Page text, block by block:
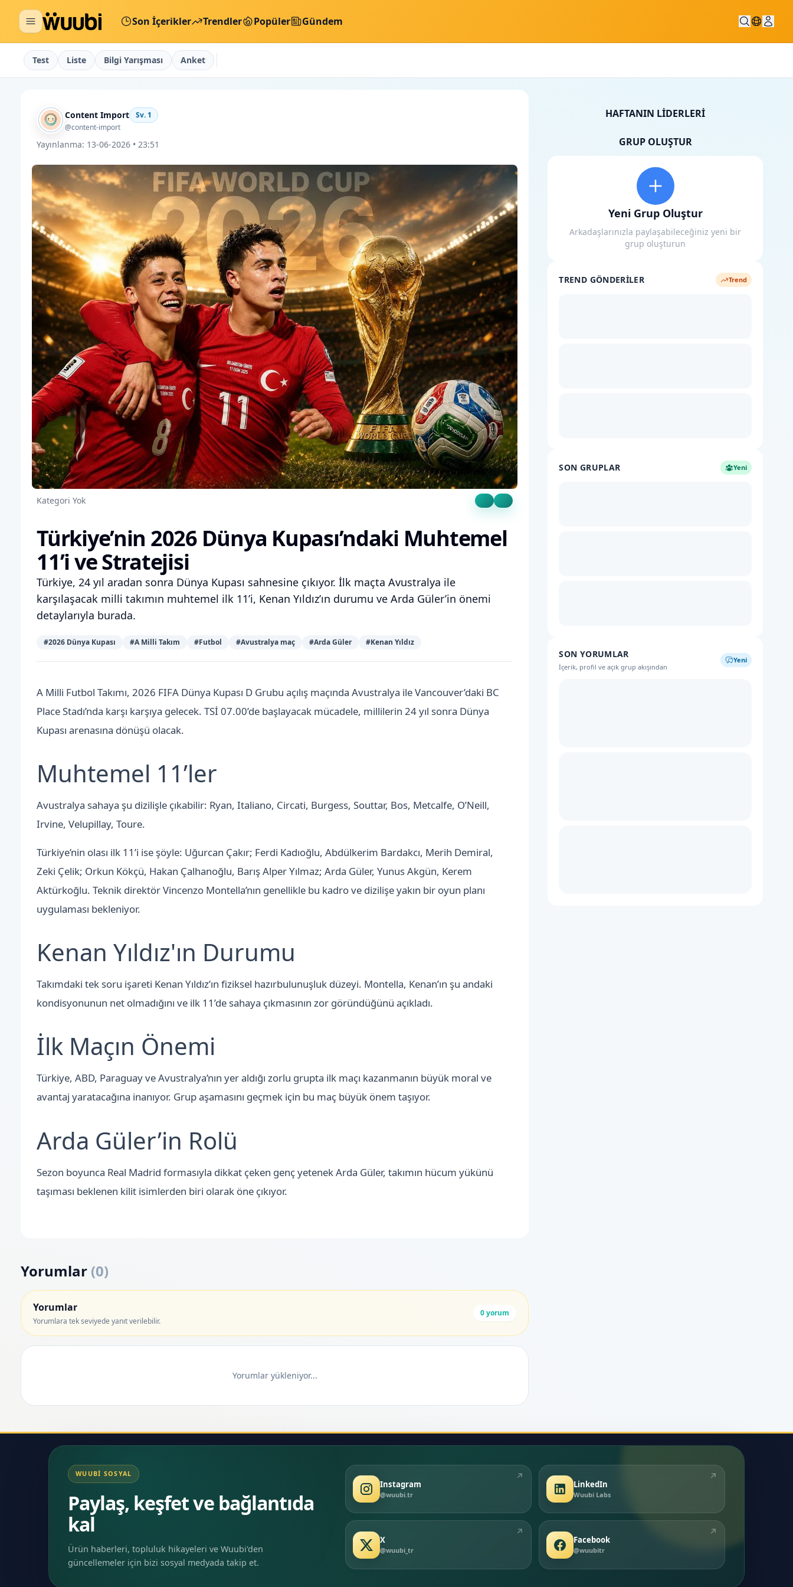
Son İçerikler Trendler Popüler Gündem
Test Liste Bilgi Yarışması Anket
Content Import Sv. 1
@content-import
Yayınlanma: 13-06-2026 • 23:51
Kategori Yok
Türkiye’nin 2026 Dünya Kupası’ndaki Muhtemel
11’i ve Stratejisi
Türkiye, 24 yıl aradan sonra Dünya Kupası sahnesine çıkıyor. İlk maçta Avustralya ile
karşılaşacak milli takımın muhtemel ilk 11’i, Kenan Yıldız’ın durumu ve Arda Güler’in önemi
detaylarıyla burada.
#2026 Dünya Kupası #A Milli Takım #Futbol #Avustralya maç #Arda Güler #Kenan Yıldız
A Milli Futbol Takımı, 2026 FIFA Dünya Kupası D Grubu açılış maçında Avustralya ile Vancouver’daki BC
Place Stadı’nda karşı karşıya gelecek. TSİ 07.00’de başlayacak mücadele, millilerin 24 yıl sonra Dünya
Kupası arenasına dönüşü olacak.
Muhtemel 11’ler
Avustralya sahaya şu dizilişle çıkabilir: Ryan, Italiano, Circati, Burgess, Souttar, Bos, Metcalfe, O’Neill,
Irvine, Velupillay, Toure.
Türkiye’nin olası ilk 11’i ise şöyle: Uğurcan Çakır; Ferdi Kadıoğlu, Abdülkerim Bardakcı, Merih Demiral,
Zeki Çelik; Orkun Kökçü, Hakan Çalhanoğlu, Barış Alper Yılmaz; Arda Güler, Yunus Akgün, Kerem
Aktürkoğlu. Teknik direktör Vincenzo Montella’nın genellikle bu kadro ve dizilişe yakın bir oyun planı
uygulaması bekleniyor.
Kenan Yıldız'ın Durumu
Takımdaki tek soru işareti Kenan Yıldız’ın fiziksel hazırbulunuşluk düzeyi. Montella, Kenan’ın şu andaki
kondisyonunun net olmadığını ve ilk 11’de sahaya çıkmasının zor göründüğünü açıkladı.
İlk Maçın Önemi
Türkiye, ABD, Paraguay ve Avustralya’nın yer aldığı zorlu grupta ilk maçı kazanmanın büyük moral ve
avantaj yaratacağına inanıyor. Grup aşamasını geçmek için bu maç büyük önem taşıyor.
Arda Güler’in Rolü
Sezon boyunca Real Madrid formasıyla dikkat çeken genç yetenek Arda Güler, takımın hücum yükünü
taşıması beklenen kilit isimlerden biri olarak öne çıkıyor.
Yorumlar (0)
Yorumlar
Yorumlara tek seviyede yanıt verilebilir.
0yorum
Yorumlar yükleniyor...
HAFTANIN LIDERLERI
GRUP OLUŞTUR
Yeni Grup Oluştur
Arkadaşlarınızla paylaşabileceğiniz yeni bir
grup oluşturun
TREND GÖNDERILER Trend
SON GRUPLAR Yeni
SON YORUMLAR
İçerik, profil ve açık grup akışından
Yeni
WUUBI SOSYAL
Paylaş, keşfet ve bağlantıda
kal
Ürün haberleri, topluluk hikayeleri ve Wuubi'den
güncellemeler için bizi sosyal medyada takip et.
Instagram
@wuubi.tr
↗
LinkedIn
Wuubi Labs
↗
X
@wuubi_tr
↗
Facebook
@wuubitr
↗